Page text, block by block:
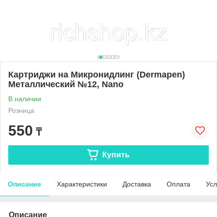
Картриджи на Микронидлинг (Dermapen)
Металлический №12, Nano
В наличии
Розница
550 ₸
Купить
Описание Характеристики Доставка Оплата
Описание